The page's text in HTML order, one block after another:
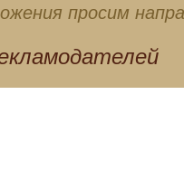
просим